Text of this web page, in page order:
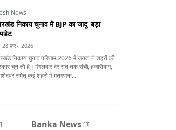
News
निकाय चुनाव में BJP का जादू, बड़ा
28 फ़र॰, 2026
निकाय चुनाव परिणाम 2026 में जनता ने शहरों की
चुन ली है। मंगलवार देर रात तक रांची, हजारीबाग,
समेत कई शहरों में मतगणना...
Banka News [3]